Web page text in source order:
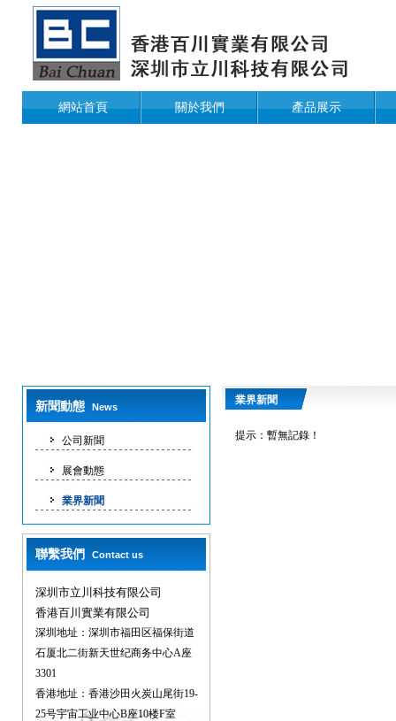
網站首頁 關於我們 產品展示
新聞動態 News
公司新聞
展會動態
業界新聞
聯繫我們 Contact us
深圳市立川科技有限公司
香港百川實業有限公司
深圳地址：深圳市福田区福保街道
石厦北二街新天世纪商务中心A座
3301
香港地址：香港沙田火炭山尾街19-
25号宇宙工业中心B座10楼F室
業界新聞
提示：暫無記錄！